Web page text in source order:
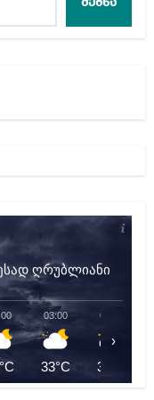
ძებნა
ღრუბლიანი
03:00
33°C
04:00
32°C
›